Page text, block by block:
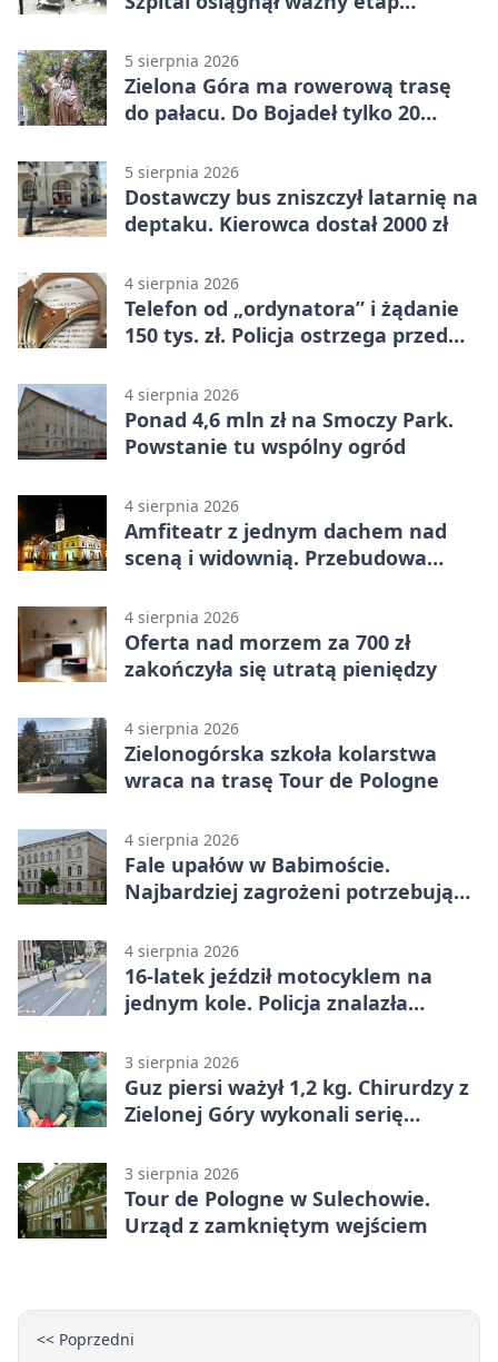
5 sierpnia 2026
Zielona Góra ma rowerową trasę
do pałacu. Do Bojadeł tylko 20
5 sierpnia 2026
Dostawczy bus zniszczył latarnię na
deptaku. Kierowca dostał 2000 zł
4 sierpnia 2026
Telefon od „ordynatora” i żądanie
150 tys. zł. Policja ostrzega przed
4 sierpnia 2026
Ponad 4,6 mln zł na Smoczy Park.
Powstanie tu wspólny ogród
4 sierpnia 2026
Amfiteatr z jednym dachem nad
sceną i widownią. Przebudowa
4 sierpnia 2026
Oferta nad morzem za 700 zł
zakończyła się utratą pieniędzy
4 sierpnia 2026
Zielonogórska szkoła kolarstwa
wraca na trasę Tour de Pologne
4 sierpnia 2026
Fale upałów w Babimoście.
Najbardziej zagrożeni potrzebują
4 sierpnia 2026
16-latek jeździł motocyklem na
jednym kole. Policja znalazła
3 sierpnia 2026
Guz piersi ważył 1,2 kg. Chirurdzy z
Zielonej Góry wykonali serię
3 sierpnia 2026
Tour de Pologne w Sulechowie.
Urząd z zamkniętym wejściem
<< Poprzedni